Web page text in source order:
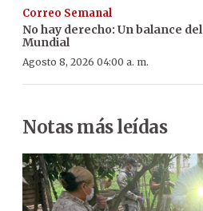
Correo Semanal
No hay derecho: Un balance del
Mundial
Agosto 8, 2026 04:00 a. m.
Notas más leídas